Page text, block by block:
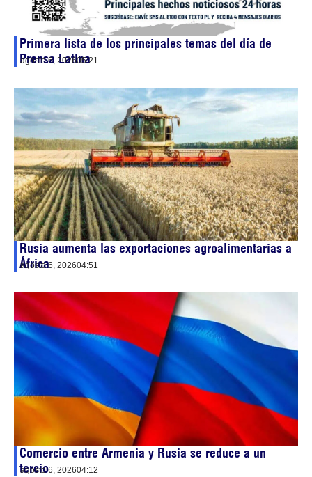
Primera lista de los principales temas del día de
Prensa Latina
agosto 6, 202605:21
Rusia aumenta las exportaciones agroalimentarias a
África
agosto 6, 202604:51
Comercio entre Armenia y Rusia se reduce a un
tercio
agosto 6, 202604:12